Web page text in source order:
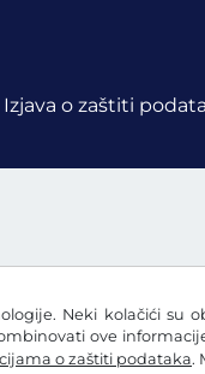
Neki kolačići
ove
o zaštiti podataka.
Izjava o zaštiti